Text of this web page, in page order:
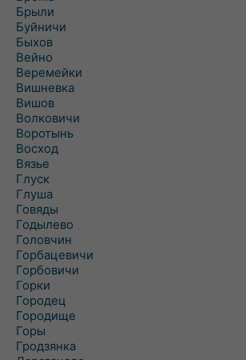
Брыли
Буйничи
Быхов
Вейно
Веремейки
Вишневка
Вишов
Волковичи
Воротынь
Восход
Вязье
Глуск
Глуша
Говяды
Годылево
Головчин
Горбацевичи
Горбовичи
Горки
Городец
Городище
Горы
Гродзянка